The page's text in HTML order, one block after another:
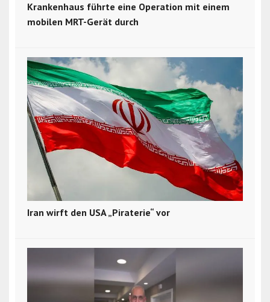
Krankenhaus führte eine Operation mit einem
mobilen MRT-Gerät durch
Iran wirft den USA „Piraterie“ vor